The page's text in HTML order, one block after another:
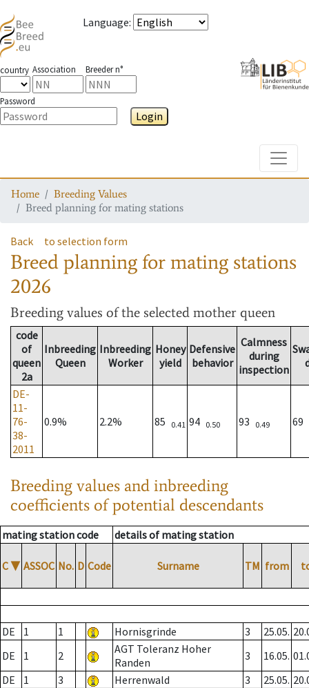
Language:
country Association Breeder n°
Password
Login
Home
Breeding Values
Breed planning for mating stations
Back to selection form
Breed planning for mating stations
2026
Breeding values of the selected mother queen
code
of
queen
2a
Inbreeding
Queen
Inbreeding
Worker
Honey
yield
Defensive
behavior
Calmness
during
inspection
DE-
11-
76-
38-
2011
0.9% 2.2% 85 0.41 94 0.50 93 0.49 69
Breeding values and inbreeding
coefficients of potential descendants
mating station code details of mating station
C ▼ ASSOC No. D Code Surname TM from
DE 1 1 Hornisgrinde 3 25.05.
DE
1 2
AGT Toleranz Hoher
Randen
3 16.05.
DE
1 3 Herrenwald 3 25.05.